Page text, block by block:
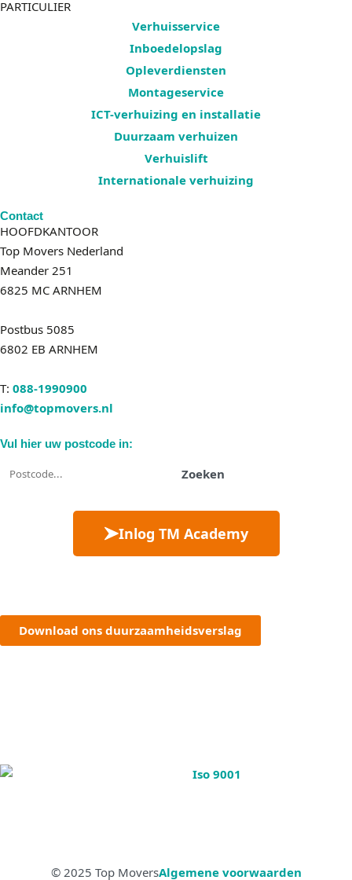
PARTICULIER
Verhuisservice
Inboedelopslag
Opleverdiensten
Montageservice
ICT-verhuizing en installatie
Duurzaam verhuizen
Verhuislift
Internationale verhuizing
Contact
HOOFDKANTOOR
Top Movers Nederland
Meander 251
6825 MC ARNHEM
Postbus 5085
6802 EB ARNHEM
T: 088-1990900
info@topmovers.nl
Vul hier uw postcode in:
Zoeken
Inlog TM Academy
Download ons duurzaamheidsverslag
© 2025 Top MoversAlgemene voorwaarden